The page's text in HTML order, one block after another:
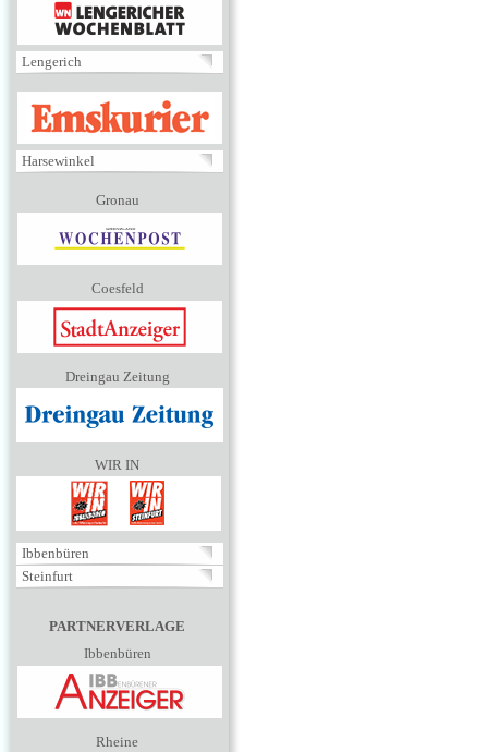
Lengerich
EMSKURIER
Harsewinkel
Gronau
Coesfeld
Dreingau Zeitung
WIR IN
Ibbenbüren
Steinfurt
PARTNERVERLAGE
Ibbenbüren
Rheine